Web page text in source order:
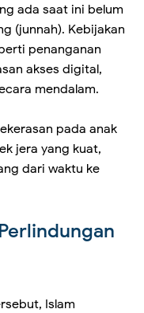
ada saat ini belum
(junnah). Kebijakan
penanganan
akses digital,
mendalam.
pada anak
jera yang kuat,
dari waktu ke
Islam